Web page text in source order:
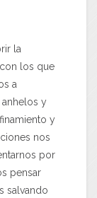
la
los que
a
y
y
nos
por
pensar
salvando